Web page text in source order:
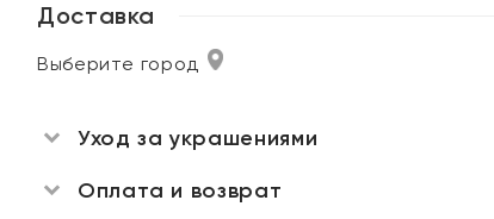
Доставка
Выберите город
Уход за украшениями
Оплата и возврат